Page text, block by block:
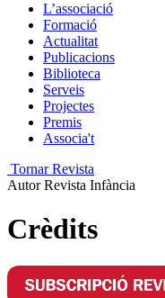
L’associació
Formació
Actualitat
Publicacions
Biblioteca
Serveis
Projectes
Premis
Associa't
Tornar Revista
Autor Revista Infància
Crèdits